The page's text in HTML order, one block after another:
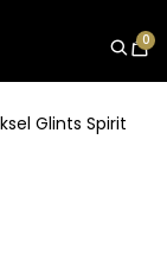
0
Glints Spirit